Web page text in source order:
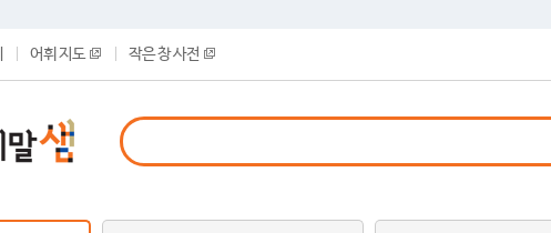
어휘 지도 작은 창 사전